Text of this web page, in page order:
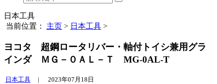
日本工具
当前位置： 主页 > 日本工具 >
ヨコタ 超鋼ロータリバー・軸付トイシ兼用グラ
インダ ＭＧ－０ＡＬ－Ｔ MG-0AL-T
日本工具 | 2023年07月18日